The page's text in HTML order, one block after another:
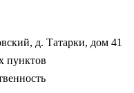
д. Татарки, дом 41
пунктов